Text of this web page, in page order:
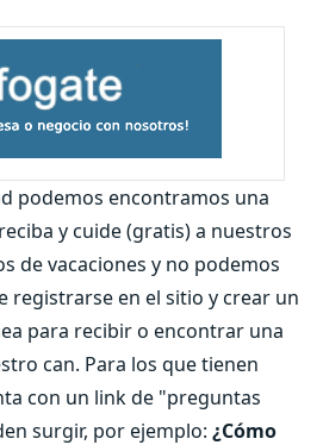
podemos encontramos una
y cuide (gratis) a nuestros
de vacaciones y no podemos
registrarse en el sitio y crear un
para recibir o encontrar una
can. Para los que tienen
con un link de "preguntas
surgir, por ejemplo: ¿Cómo